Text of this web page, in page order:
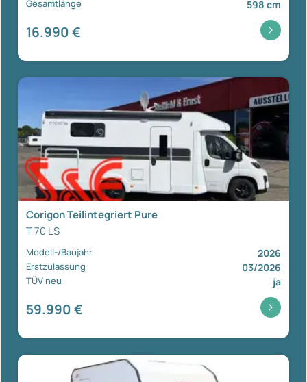
Gesamtlänge 598 cm
16.990 €
Corigon Teilintegriert Pure
T 70 LS
Modell-/Baujahr 2026
Erstzulassung 03/2026
TÜV neu ja
59.990 €